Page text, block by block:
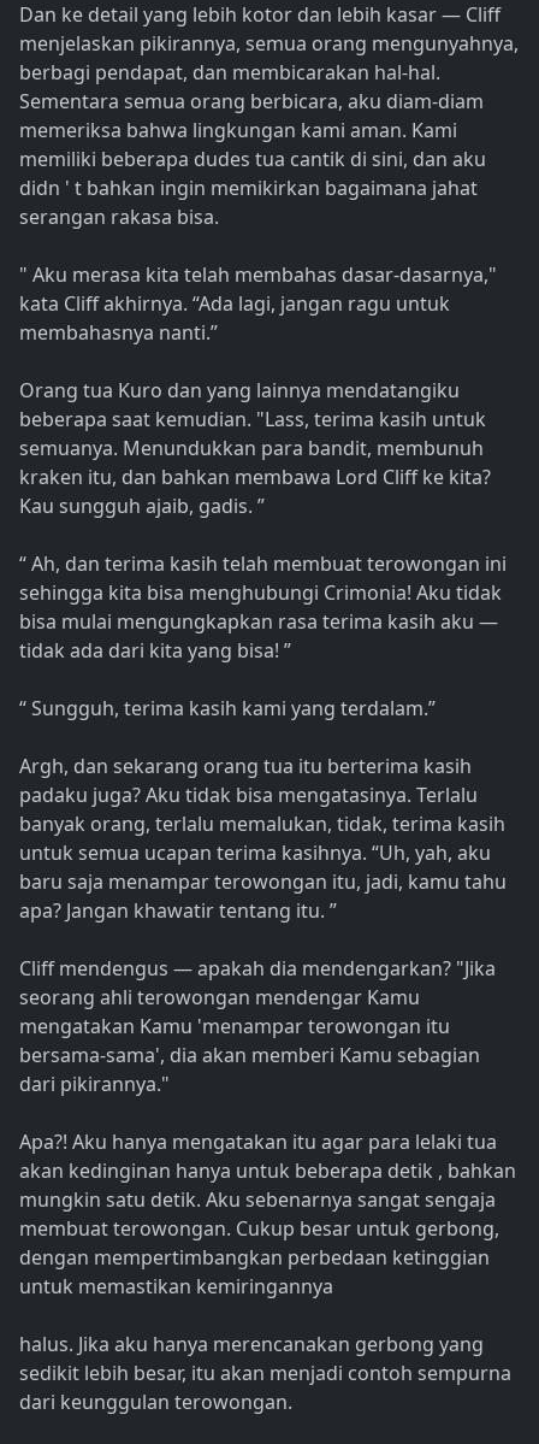
Dan ke detail yang lebih kotor dan lebih kasar — Cliff
menjelaskan pikirannya, semua orang mengunyahnya,
berbagi pendapat, dan membicarakan hal-hal.
Sementara semua orang berbicara, aku diam-diam
memeriksa bahwa lingkungan kami aman. Kami
memiliki beberapa dudes tua cantik di sini, dan aku
didn ' t bahkan ingin memikirkan bagaimana jahat
serangan rakasa bisa.
" Aku merasa kita telah membahas dasar-dasarnya,"
kata Cliff akhirnya. “Ada lagi, jangan ragu untuk
membahasnya nanti.”
Orang tua Kuro dan yang lainnya mendatangiku
beberapa saat kemudian. "Lass, terima kasih untuk
semuanya. Menundukkan para bandit, membunuh
kraken itu, dan bahkan membawa Lord Cliff ke kita?
Kau sungguh ajaib, gadis. ”
“ Ah, dan terima kasih telah membuat terowongan ini
sehingga kita bisa menghubungi Crimonia! Aku tidak
bisa mulai mengungkapkan rasa terima kasih aku —
tidak ada dari kita yang bisa! ”
“ Sungguh, terima kasih kami yang terdalam.”
Argh, dan sekarang orang tua itu berterima kasih
padaku juga? Aku tidak bisa mengatasinya. Terlalu
banyak orang, terlalu memalukan, tidak, terima kasih
untuk semua ucapan terima kasihnya. “Uh, yah, aku
baru saja menampar terowongan itu, jadi, kamu tahu
apa? Jangan khawatir tentang itu. ”
Cliff mendengus — apakah dia mendengarkan? "Jika
seorang ahli terowongan mendengar Kamu
mengatakan Kamu 'menampar terowongan itu
bersama-sama', dia akan memberi Kamu sebagian
dari pikirannya."
Apa?! Aku hanya mengatakan itu agar para lelaki tua
akan kedinginan hanya untuk beberapa detik , bahkan
mungkin satu detik. Aku sebenarnya sangat sengaja
membuat terowongan. Cukup besar untuk gerbong,
dengan mempertimbangkan perbedaan ketinggian
untuk memastikan kemiringannya
halus. Jika aku hanya merencanakan gerbong yang
sedikit lebih besar, itu akan menjadi contoh sempurna
dari keunggulan terowongan.